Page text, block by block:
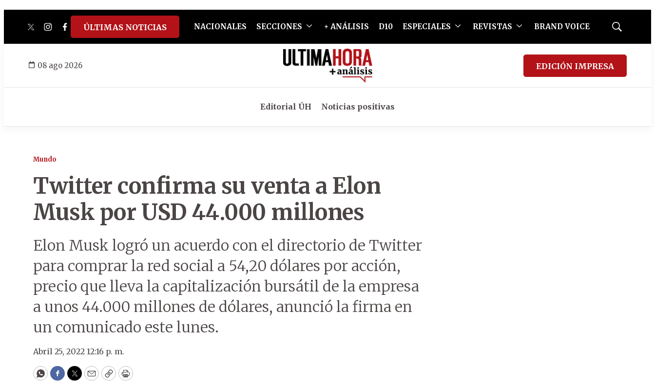
twitterinstagram
facebook
tiktokyoutube
spotify
ÚLTIMAS NOTICIAS NACIONALES SECCIONES + ANÁLISIS D10 ESPECIALES REVISTAS BRAND VOICE
Mostrar
08 ago 2026 EDICIÓN IMPRESA
Editorial ÚH Noticias positivas
Mundo
Twitter confirma su venta a Elon
Musk por USD 44.000 millones
Elon Musk logró un acuerdo con el directorio de Twitter
para comprar la red social a 54,20 dólares por acción,
precio que lleva la capitalización bursátil de la empresa
a unos 44.000 millones de dólares, anunció la firma en
un comunicado este lunes.
Abril 25, 2022 12:16 p. m.
WhatsApp
Facebook
Twitter
EmailCopyPrint